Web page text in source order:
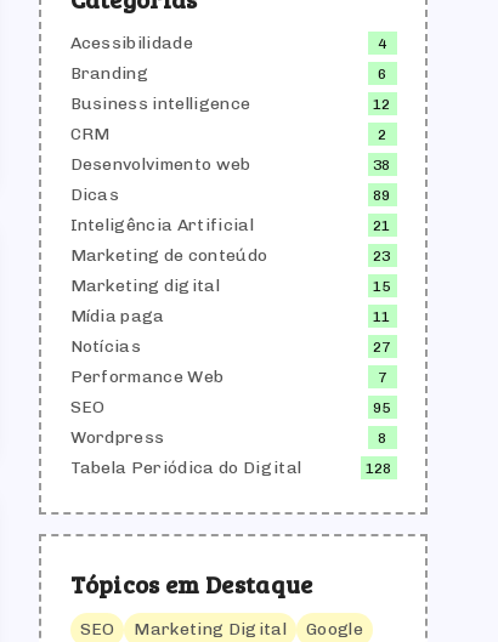
Acessibilidade 4
Branding 6
Business intelligence 12
CRM 2
Desenvolvimento web 38
Dicas 89
Inteligência Artificial 21
Marketing de conteúdo 23
Marketing digital 15
Mídia paga 11
Notícias 27
Performance Web 7
SEO 95
Wordpress 8
Tabela Periódica do Digital 128
Tópicos em Destaque
SEO Marketing Digital
Google